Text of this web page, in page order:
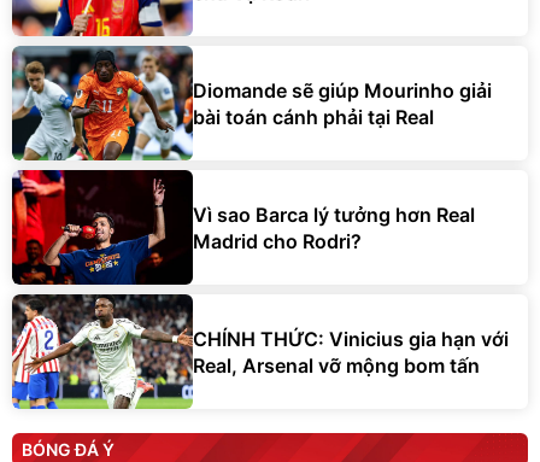
Diomande sẽ giúp Mourinho giải
bài toán cánh phải tại Real
Vì sao Barca lý tưởng hơn Real
Madrid cho Rodri?
CHÍNH THỨC: Vinicius gia hạn với
Real, Arsenal vỡ mộng bom tấn
BÓNG ĐÁ Ý